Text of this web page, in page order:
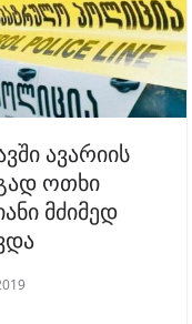
ავარიის
ოთხი
მძიმედ